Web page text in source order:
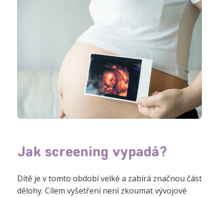
Jak screening vypadá?
Dítě je v tomto období velké a zabírá značnou část
dělohy. Cílem vyšetření není zkoumat vývojové